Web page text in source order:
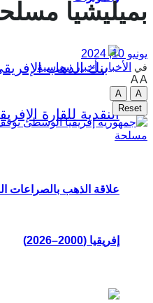
علاقة الذهب بالصراعات
إفريقيا (2000–2026)
بميليشيا
يونيو 10, 2024
في الأخبار , أخبار سياسية
AA
A
A
Reset